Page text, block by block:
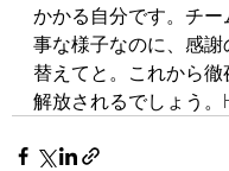
かかる自分です。チ
事な様子なのに、感謝
替えてと。これから徹
解放されるでしょう。